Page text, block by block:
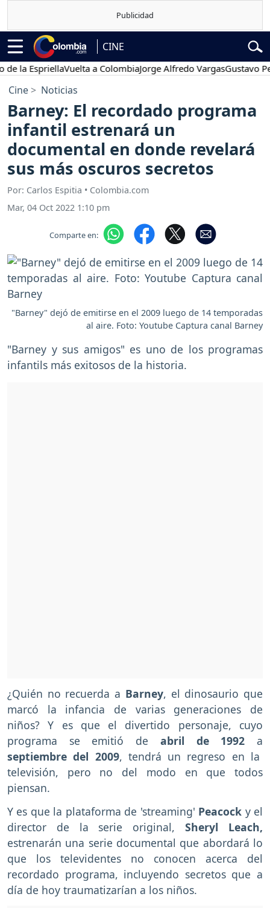
CINE
EspriellaVuelta a ColombiaJorge Alfredo VargasGustavo Petro
Cine Noticias
Barney: El recordado programa
infantil estrenará un
documental en donde revelará
sus más oscuros secretos
Por: Carlos Espitia • Colombia.com
Mar, 04 Oct 2022 1:10 pm
Comparte en:
"Barney" dejó de emitirse en el 2009 luego de 14 temporadas
al aire. Foto: Youtube Captura canal Barney
"Barney y sus amigos" es uno de los programas
infantils más exitosos de la historia.
¿Quién no recuerda a Barney, el dinosaurio que
marcó la infancia de varias generaciones de
niños? Y es que el divertido personaje, cuyo
programa se emitió de abril de 1992 a
septiembre del 2009, tendrá un regreso en la
televisión, pero no del modo en que todos
piensan.
Y es que la plataforma de 'streaming' Peacock y el
director de la serie original,Sheryl Leach,
estrenarán una serie documental que abordará lo
que los televidentes no conocen acerca del
recordado programa, incluyendo secretos que a
día de hoy traumatizarían a los niños.